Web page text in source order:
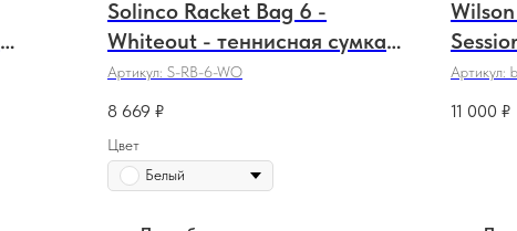
Solinco Racket Bag 6 -
Whiteout - теннисная сумка
для 6 ракеток.
Артикул: S-RB-6-WO
8 669 ₽
Цвет
Белый
Артикул:
11 000 ₽